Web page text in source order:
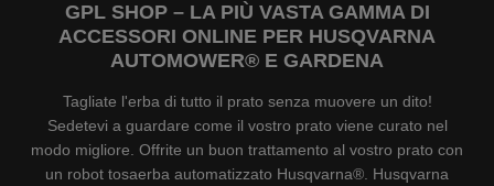
GPL SHOP – LA PIÙ VASTA GAMMA DI
ACCESSORI ONLINE PER HUSQVARNA
AUTOMOWER® E GARDENA
Tagliate l'erba di tutto il prato senza muovere un dito!
Sedetevi a guardare come il vostro prato viene curato nel
modo migliore. Offrite un buon trattamento al vostro prato con
un robot tosaerba automatizzato Husqvarna®. Husqvarna